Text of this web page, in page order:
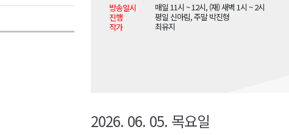
양구군, 원주환경청에 비점오염저감 사업 등 건의
<강원랜드> 관광객이 인구 3배..싱가포르 복합리조트
오늘 극한폭염 계속..낮 최고 ‘영상 38도’
방송일시
매일 11시 ~ 12시, (재) 새벽 1시 ~ 2시
진행
평일 신아림, 주말 박진형
작가
최유지
2026. 06. 05. 목요일